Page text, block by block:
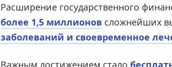
Расширение государственного
более 1,5 миллионовсложнейших
заболеваний и своевременное
Важным достижением стало